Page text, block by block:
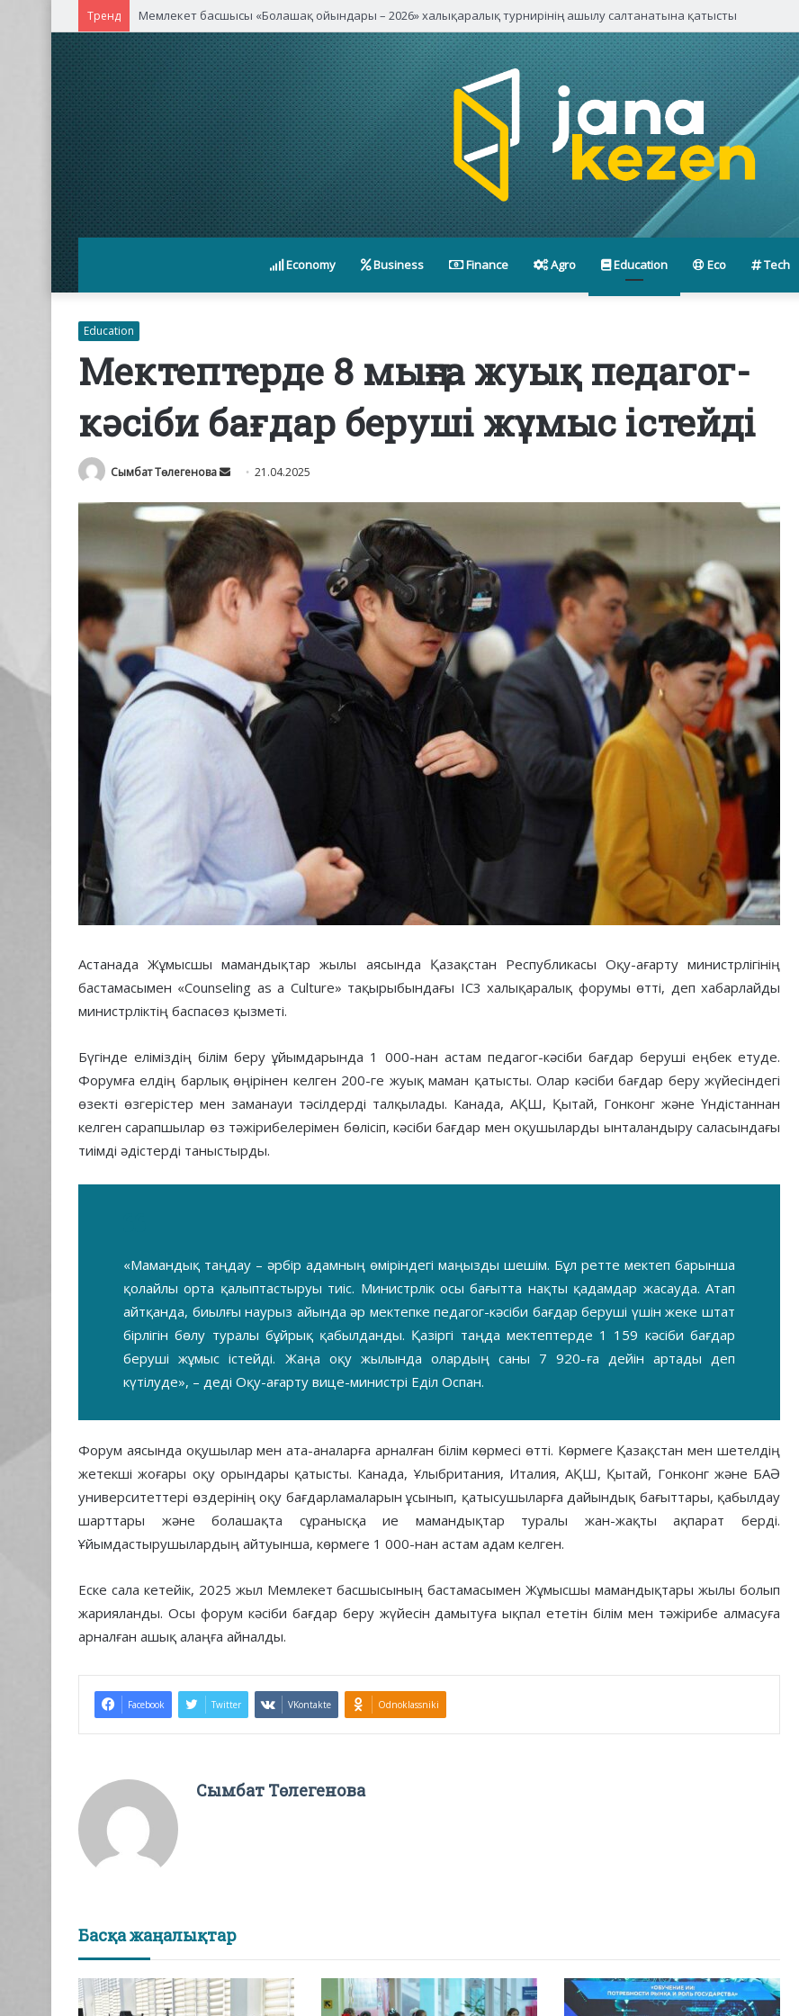
Тренд
Economy Business Finance Agro Education Eco Tech
Education
Мектептерде 8 мыңға жуық педагог-
кәсіби бағдар беруші жұмыс істейді
Сымбат Төлегенова
Send
email
21.04.2025
Астанада Жұмысшы мамандықтар жылы аясында Қазақстан Республикасы Оқу-ағарту министрлігінің
бастамасымен «Counseling as a Culture» тақырыбындағы IC3 халықаралық форумы өтті, деп хабарлайды
министрліктің баспасөз қызметі.
Бүгінде еліміздің білім беру ұйымдарында 1 000-нан астам педагог-кәсіби бағдар беруші еңбек етуде.
Форумға елдің барлық өңірінен келген 200-ге жуық маман қатысты. Олар кәсіби бағдар беру жүйесіндегі
өзекті өзгерістер мен заманауи тәсілдерді талқылады. Канада, АҚШ, Қытай, Гонконг және Үндістаннан
келген сарапшылар өз тәжірибелерімен бөлісіп, кәсіби бағдар мен оқушыларды ынталандыру саласындағы
тиімді әдістерді таныстырды.
«Мамандық таңдау – әрбір адамның өміріндегі маңызды шешім. Бұл ретте мектеп барынша
қолайлы орта қалыптастыруы тиіс. Министрлік осы бағытта нақты қадамдар жасауда. Атап
айтқанда, биылғы наурыз айында әр мектепке педагог-кәсіби бағдар беруші үшін жеке штат
бірлігін бөлу туралы бұйрық қабылданды. Қазіргі таңда мектептерде 1 159 кәсіби бағдар
беруші жұмыс істейді. Жаңа оқу жылында олардың саны 7 920-ға дейін артады деп
күтілуде», – деді Оқу-ағарту вице-министрі Еділ Оспан.
Форум аясында оқушылар мен ата-аналарға арналған білім көрмесі өтті. Көрмеге Қазақстан мен шетелдің
жетекші жоғары оқу орындары қатысты. Канада, Ұлыбритания, Италия, АҚШ, Қытай, Гонконг және БАӘ
университеттері өздерінің оқу бағдарламаларын ұсынып, қатысушыларға дайындық бағыттары, қабылдау
шарттары және болашақта сұранысқа ие мамандықтар туралы жан-жақты ақпарат берді.
Ұйымдастырушылардың айтуынша, көрмеге 1 000-нан астам адам келген.
Еске сала кетейік, 2025 жыл Мемлекет басшысының бастамасымен Жұмысшы мамандықтары жылы болып
жарияланды. Осы форум кәсіби бағдар беру жүйесін дамытуға ықпал ететін білім мен тәжірибе алмасуға
арналған ашық алаңға айналды.
Facebook Twitter VKontakte Odnoklassniki
Сымбат Төлегенова
Басқа жаңалықтар